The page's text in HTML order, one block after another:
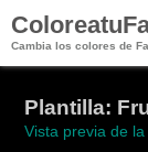
Cambia los colores de
Plantilla:
Vista previa de